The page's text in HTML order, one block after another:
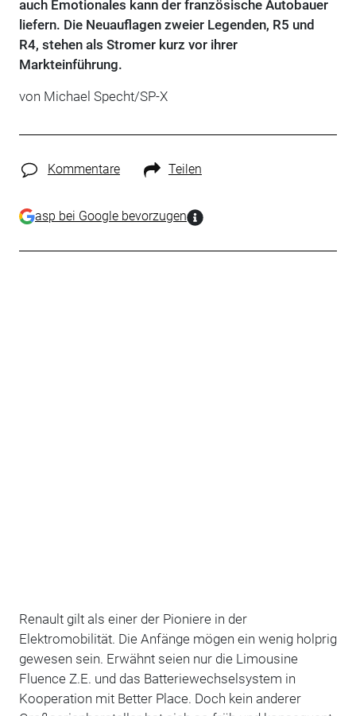
auch Emotionales kann der französische Autobauer
liefern. Die Neuauflagen zweier Legenden, R5 und
R4, stehen als Stromer kurz vor ihrer
Markteinführung.
von Michael Specht/SP-X
Kommentare Teilen
asp bei Google bevorzugen
Renault gilt als einer der Pioniere in der
Elektromobilität. Die Anfänge mögen ein wenig holprig
gewesen sein. Erwähnt seien nur die Limousine
Fluence Z.E. und das Batteriewechselsystem in
Kooperation mit Better Place. Doch kein anderer